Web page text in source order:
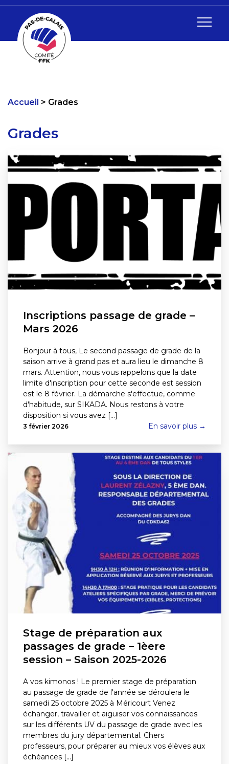
Accueil Grades
Grades
Inscriptions passage de grade –
Mars 2026
Bonjour à tous, Le second passage de grade de la
saison arrive à grand pas et aura lieu le dimanche 8
mars. Attention, nous vous rappelons que la date
limite d'inscription pour cette seconde est session
est le 8 février. La démarche s'effectue, comme
d'habitude, sur SIKADA. Nous restons à votre
disposition si vous avez [...]
3 février 2026 En savoir plus →
Stage de préparation aux
passages de grade – 1èere
session – Saison 2025-2026
A vos kimonos ! Le premier stage de préparation
au passage de grade de l'année se déroulera le
samedi 25 octobre 2025 à Méricourt Venez
échanger, travailler et aiguiser vos connaissances
sur les différents UV du passage de grade avec les
membres du jury départemental. Chers
professeurs, pour préparer au mieux vos élèves aux
échéances [...]